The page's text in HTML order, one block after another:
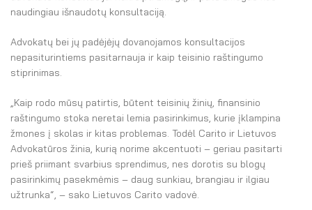
naudingiau išnaudotų konsultaciją.
Advokatų bei jų padėjėjų dovanojamos konsultacijos
nepasiturintiems pasitarnauja ir kaip teisinio raštingumo
stiprinimas.
„Kaip rodo mūsų patirtis, būtent teisinių žinių, finansinio
raštingumo stoka neretai lemia pasirinkimus, kurie įklampina
žmones į skolas ir kitas problemas. Todėl Carito ir Lietuvos
Advokatūros žinia, kurią norime akcentuoti – geriau pasitarti
prieš priimant svarbius sprendimus, nes dorotis su blogų
pasirinkimų pasekmėmis – daug sunkiau, brangiau ir ilgiau
užtrunka“, – sako Lietuvos Carito vadovė.